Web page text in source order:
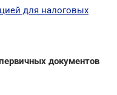
для налоговых
документов